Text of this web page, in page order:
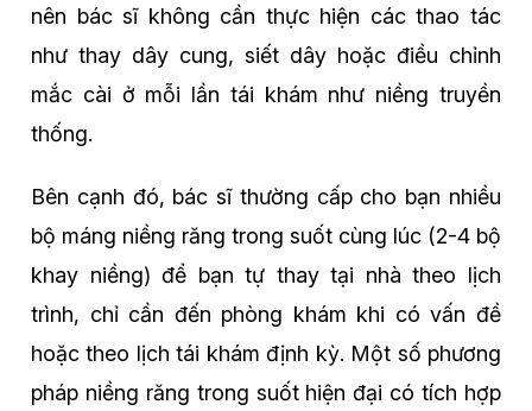
nên bác sĩ không cần thực hiện các thao tác
như thay dây cung, siết dây hoặc điều chỉnh
mắc cài ở mỗi lần tái khám như niềng truyền
thống.
Bên cạnh đó, bác sĩ thường cấp cho bạn nhiều
bộ máng niềng răng trong suốt cùng lúc (2-4 bộ
khay niềng) để bạn tự thay tại nhà theo lịch
trình, chỉ cần đến phòng khám khi có vấn đề
hoặc theo lịch tái khám định kỳ. Một số phương
pháp niềng răng trong suốt hiện đại có tích hợp